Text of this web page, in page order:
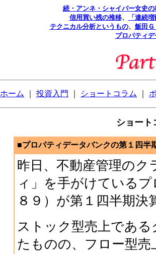
続・アンネ・シャイバー女史
信用買い残の推移、
「連続
テクニカル分析というもの、 飯田Ｇ
プロパティ
ホーム 投資入門 ショートコラム
ショート
■プロパティデータバンクの第１四半
昨日、不動産管理の
ィ」を手がけている
８９）が第１四半期
ストック型売上であ
たものの、フロー型